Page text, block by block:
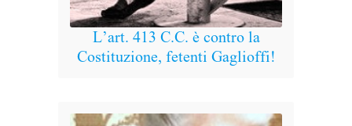
L’art. 413 C.C. è contro la
Costituzione, fetenti Gaglioffi!